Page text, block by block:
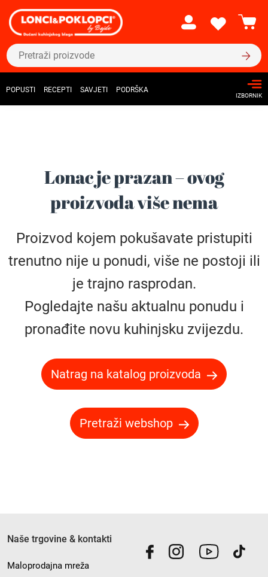
POPUSTI RECEPTI SAVJETI PODRŠKA
IZBORNIK
Lonac je prazan – ovog
proizvoda više nema
Proizvod kojem pokušavate pristupiti
trenutno nije u ponudi, više ne postoji ili
je trajno rasprodan.
Pogledajte našu aktualnu ponudu i
pronađite novu kuhinjsku zvijezdu.
Natrag na katalog proizvoda
Pretraži webshop
Naše trgovine & kontakti
Maloprodajna mreža